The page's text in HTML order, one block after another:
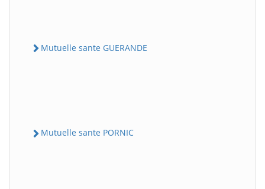
Mutuelle sante GUERANDE
Mutuelle sante PORNIC